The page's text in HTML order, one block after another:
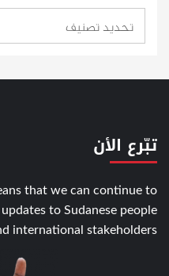
تبّرع الأن
that we can continue to
to Sudanese people
international stakeholders.